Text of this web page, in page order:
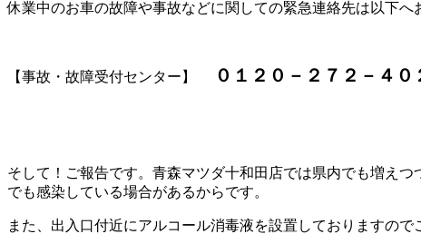
休業中のお車の故障や事故などに関しての緊急連絡先は以下へ
【事故・故障受付センター】 ０１２０－２７２－４０
そして！ご報告です。青森マツダ十和田店では県内でも増え
でも感染している場合があるからです。
また、出入口付近にアルコール消毒液を設置しておりますの